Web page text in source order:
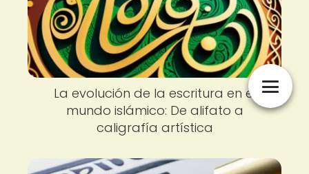
La evolución de la escritura en el
mundo islámico: De alifato a
caligrafía artística